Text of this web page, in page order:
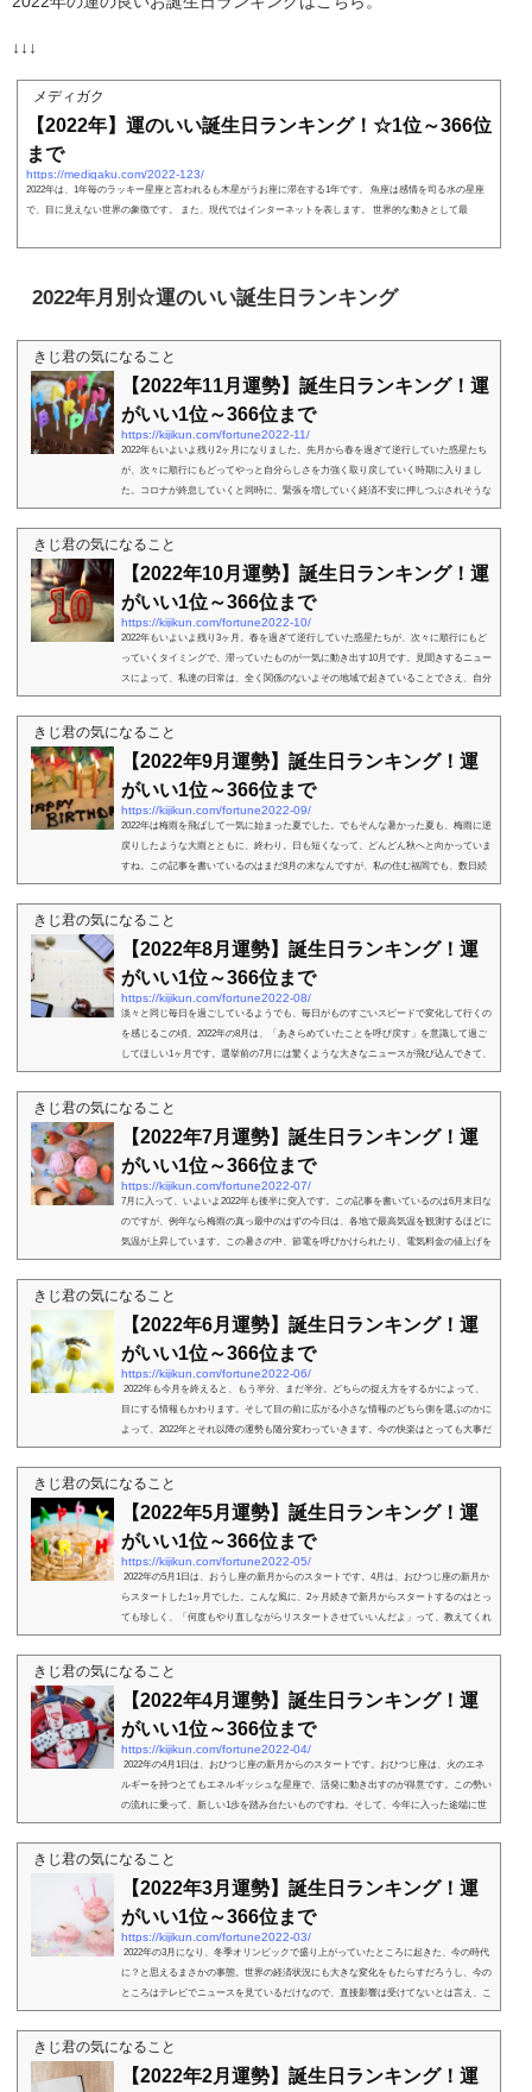
↓↓↓
メディガク
【2022年】運のいい誕生日ランキング！☆1位～366位
まで
https://medigaku.com/2022-123/
2022年は、1年毎のラッキー星座と言われるも木星がうお座に滞在する1年です。 魚座は感情を司る水の星座
で、目に見えない世界の象徴です。 また、現代ではインターネットを表します。 世界的な動きとして最
2022年月別☆運のいい誕生日ランキング
きじ君の気になること
【2022年11月運勢】誕生日ランキング！運
がいい1位～366位まで
https://kijikun.com/fortune2022-11/
2022年もいよいよ残り2ヶ月になりました。先月から春を過ぎて逆行していた惑星たち
が、次々に順行にもどってやっと自分らしさを力強く取り戻していく時期に入りまし
た。コロナが終息していくと同時に、緊張を増していく経済不安に押しつぶされそうな
気持ちを抱えて、...
きじ君の気になること
【2022年10月運勢】誕生日ランキング！運
がいい1位～366位まで
https://kijikun.com/fortune2022-10/
2022年もいよいよ残り3ヶ月。春を過ぎて逆行していた惑星たちが、次々に順行にもど
っていくタイミングで、滞っていたものが一気に動き出す10月です。見聞きするニュー
スによって、私達の日常は、全く関係のないよその地域で起きていることでさえ、自分
ごとのように捉...
きじ君の気になること
【2022年9月運勢】誕生日ランキング！運
がいい1位～366位まで
https://kijikun.com/fortune2022-09/
2022年は梅雨を飛ばして一気に始まった夏でした。でもそんな暑かった夏も、梅雨に逆
戻りしたような大雨とともに、終わり。日も短くなって、どんどん秋へと向かっていま
すね。この記事を書いているのはまだ8月の末なんですが、私の住む福岡でも、数日続
いた深夜の大雨...
きじ君の気になること
【2022年8月運勢】誕生日ランキング！運
がいい1位～366位まで
https://kijikun.com/fortune2022-08/
淡々と同じ毎日を過ごしているようでも、毎日がものすごいスピードで変化して行くの
を感じるこの頃。2022年の8月は、「あきらめていたことを呼び戻す」を意識して過ご
してほしい1ヶ月です。選挙前の7月には驚くような大きなニュースが飛び込んできて、
日本だけではな...
きじ君の気になること
【2022年7月運勢】誕生日ランキング！運
がいい1位～366位まで
https://kijikun.com/fortune2022-07/
7月に入って、いよいよ2022年も後半に突入です。この記事を書いているのは6月末日な
のですが、例年なら梅雨の真っ最中のはずの今日は、各地で最高気温を観測するほどに
気温が上昇しています。この暑さの中、節電を呼びかけられたり、電気料金の値上げを
告知されたり...
きじ君の気になること
【2022年6月運勢】誕生日ランキング！運
がいい1位～366位まで
https://kijikun.com/fortune2022-06/
2022年も今月を終えると、もう半分、まだ半分。どちらの捉え方をするかによって、
目にする情報もかわります。そして目の前に広がる小さな情報のどちら側を選ぶのかに
よって、2022年とそれ以降の運勢も随分変わっていきます。今の快楽はとっても大事だ
けど、未...
きじ君の気になること
【2022年5月運勢】誕生日ランキング！運
がいい1位～366位まで
https://kijikun.com/fortune2022-05/
2022年の5月1日は、おうし座の新月からのスタートです。4月は、おひつじ座の新月か
らスタートした1ヶ月でした。こんな風に、2ヶ月続きで新月からスタートするのはとっ
ても珍しく、「何度もやり直しながらリスタートさせていいんだよ」って、教えてくれ
ているよ...
きじ君の気になること
【2022年4月運勢】誕生日ランキング！運
がいい1位～366位まで
https://kijikun.com/fortune2022-04/
2022年の4月1日は、おひつじ座の新月からのスタートです。おひつじ座は、火のエネ
ルギーを持つとてもエネルギッシュな星座で、活発に動き出すのが得意です。この勢い
の流れに乗って、新しい1歩を踏み台たいものですね。そして、今年に入った途端に世
界規模で驚...
きじ君の気になること
【2022年3月運勢】誕生日ランキング！運
がいい1位～366位まで
https://kijikun.com/fortune2022-03/
2022年の3月になり、冬季オリンピックで盛り上がっていたところに起きた、今の時代
に？と思えるまさかの事態。世界の経済状況にも大きな変化をもたらすだろうし、今の
ところはテレビでニュースを見ているだけなので、直接影響は受けてないとは言え、こ
れから先...
きじ君の気になること
【2022年2月運勢】誕生日ランキング！運